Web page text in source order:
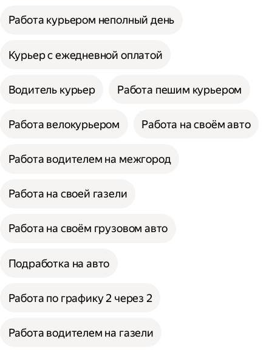
Работа курьером неполный день
Курьер с ежедневной оплатой
Водитель курьер Работа пешим курьером
Работа велокурьером Работа на своём авто
Работа водителем на межгород
Работа на своей газели
Работа на своём грузовом авто
Подработка на авто
Работа по графику 2 через 2
Работа водителем на газели